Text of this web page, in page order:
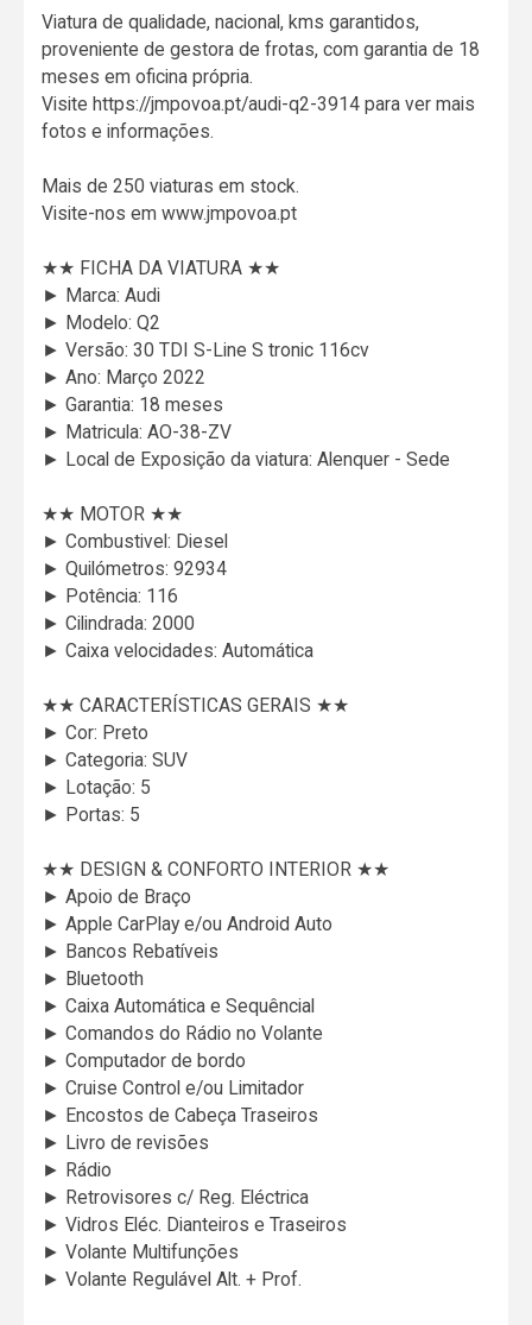
Viatura de qualidade, nacional, kms garantidos,
proveniente de gestora de frotas, com garantia de 18
meses em oficina própria.
Visite https://jmpovoa.pt/audi-q2-3914 para ver mais
fotos e informações.
Mais de 250 viaturas em stock.
Visite-nos em www.jmpovoa.pt
★★ FICHA DA VIATURA ★★
► Marca: Audi
► Modelo: Q2
► Versão: 30 TDI S-Line S tronic 116cv
► Ano: Março 2022
► Garantia: 18 meses
► Matricula: AO-38-ZV
► Local de Exposição da viatura: Alenquer - Sede
★★ MOTOR ★★
► Combustivel: Diesel
► Quilómetros: 92934
► Potência: 116
► Cilindrada: 2000
► Caixa velocidades: Automática
★★ CARACTERÍSTICAS GERAIS ★★
► Cor: Preto
► Categoria: SUV
► Lotação: 5
► Portas: 5
★★ DESIGN & CONFORTO INTERIOR ★★
► Apoio de Braço
► Apple CarPlay e/ou Android Auto
► Bancos Rebatíveis
► Bluetooth
► Caixa Automática e Sequêncial
► Comandos do Rádio no Volante
► Computador de bordo
► Cruise Control e/ou Limitador
► Encostos de Cabeça Traseiros
► Livro de revisões
► Rádio
► Retrovisores c/ Reg. Eléctrica
► Vidros Eléc. Dianteiros e Traseiros
► Volante Multifunções
► Volante Regulável Alt. + Prof.